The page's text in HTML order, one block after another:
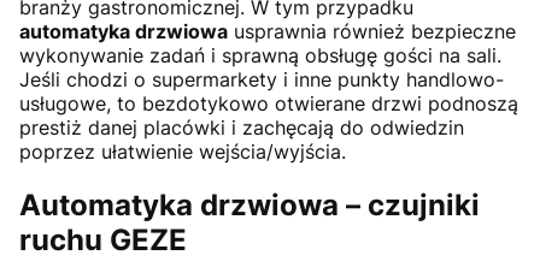
branży gastronomicznej. W tym przypadku
automatyka drzwiowa usprawnia również bezpieczne
wykonywanie zadań i sprawną obsługę gości na sali.
Jeśli chodzi o supermarkety i inne punkty handlowo-
usługowe, to bezdotykowo otwierane drzwi podnoszą
prestiż danej placówki i zachęcają do odwiedzin
poprzez ułatwienie wejścia/wyjścia.
Automatyka drzwiowa – czujniki
ruchu GEZE